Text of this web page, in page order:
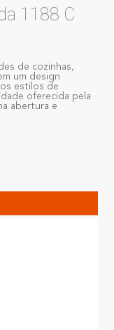
1188 C
de cozinhas,
um design
estilos de
oferecida pela
abertura e